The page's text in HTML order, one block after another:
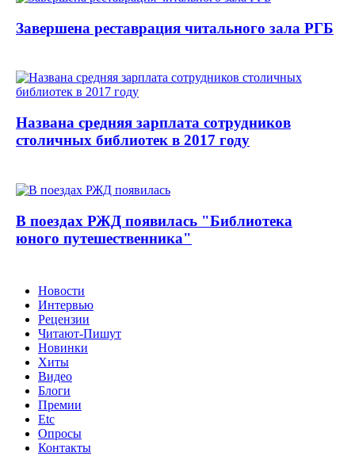
Завершена реставрация читального зала РГБ
Названа средняя зарплата сотрудников
столичных библиотек в 2017 году
В поездах РЖД появилась "Библиотека
юного путешественника"
Новости
Интервью
Рецензии
Читают-Пишут
Новинки
Хиты
Видео
Блоги
Премии
Etc
Опросы
Контакты